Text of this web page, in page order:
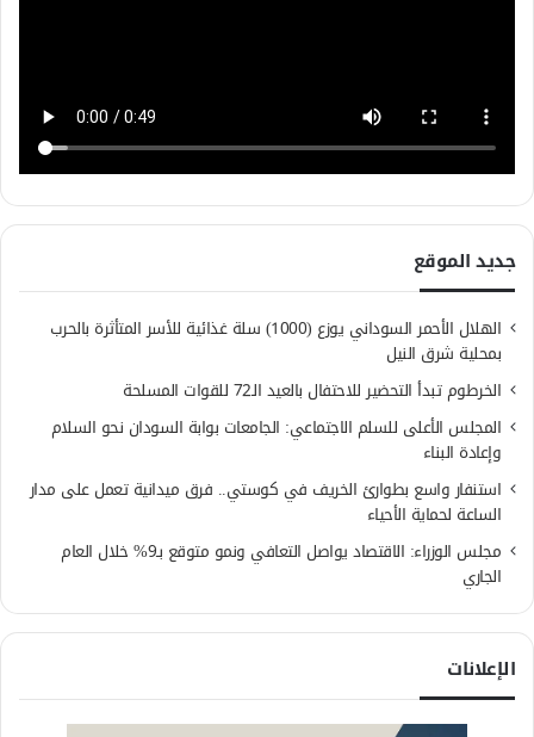
جديد الموقع
الهلال الأحمر السوداني يوزع (1000) سلة غذائية للأسر المتأثرة بالحرب
بمحلية شرق النيل
الخرطوم تبدأ التحضير للاحتفال بالعيد الـ72 للقوات المسلحة
المجلس الأعلى للسلم الاجتماعي: الجامعات بوابة السودان نحو السلام
وإعادة البناء
استنفار واسع بطوارئ الخريف في كوستي.. فرق ميدانية تعمل على مدار
الساعة لحماية الأحياء
مجلس الوزراء: الاقتصاد يواصل التعافي ونمو متوقع بـ9% خلال العام
الجاري
الإعلانات